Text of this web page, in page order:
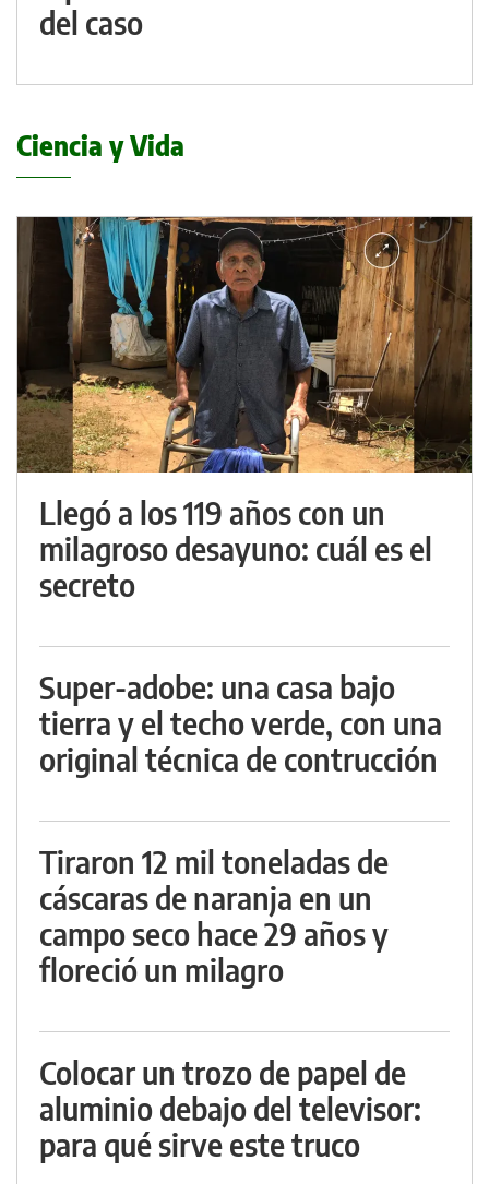
del caso
Ciencia y Vida
Llegó a los 119 años con un
milagroso desayuno: cuál es el
secreto
Super-adobe: una casa bajo
tierra y el techo verde, con una
original técnica de contrucción
Tiraron 12 mil toneladas de
cáscaras de naranja en un
campo seco hace 29 años y
floreció un milagro
Colocar un trozo de papel de
aluminio debajo del televisor:
para qué sirve este truco